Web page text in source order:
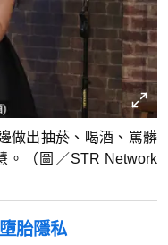
做出抽菸、喝酒、罵髒
。（圖／STR Network
胎隱私